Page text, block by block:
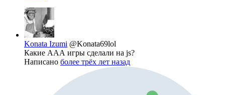
Konata Izumi @Konata69lol
Какие ААА игры сделали на js?
Написано более трёх лет назад